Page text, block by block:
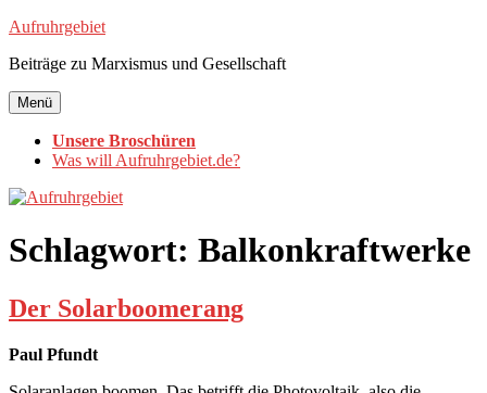
Zum
springen
Aufruhrgebiet
Beiträge zu Marxismus und Gesellschaft
Menü
Unsere Broschüren
Was will Aufruhrgebiet.de?
Schlagwort: Balkonkraftwerke
Der Solarboomerang
Paul Pfundt